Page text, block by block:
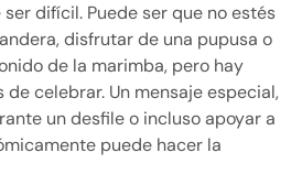
difícil. Puede ser que no estés
disfrutar de una pupusa o
de la marimba, pero hay
celebrar. Un mensaje especial,
un desfile o incluso apoyar a
puede hacer la